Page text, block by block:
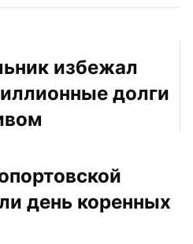
избежал
долги
день коренных